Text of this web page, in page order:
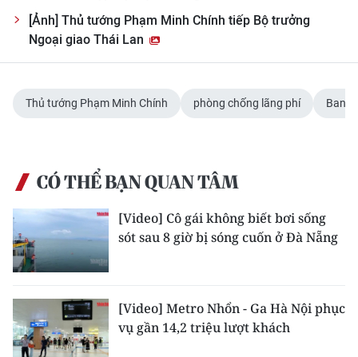
RADIO
MEDIA CENTER
Video
Media Chính trị
Media Kinh tế
Media Văn hóa
Media Xã hội
Media Pháp luật
[Ảnh] Thủ tướng Phạm Minh Chính tiếp Bộ trưởng
Ngoại giao Thái Lan
Thủ tướng Phạm Minh Chính phòng chống lãng phí Ban
CÓ THỂ BẠN QUAN TÂM
[Video] Cô gái không biết bơi sống
sót sau 8 giờ bị sóng cuốn ở Đà Nẵng
[Video] Metro Nhổn - Ga Hà Nội phục
vụ gần 14,2 triệu lượt khách